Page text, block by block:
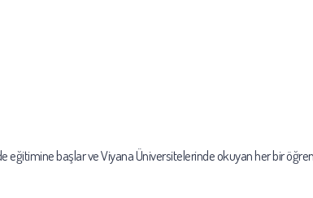
eğitimine başlar ve Viyana Üniversitelerinde okuyan her bir